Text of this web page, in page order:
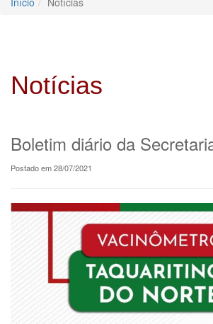
Notícias
Boletim diário da
Postado em 28/07/2021